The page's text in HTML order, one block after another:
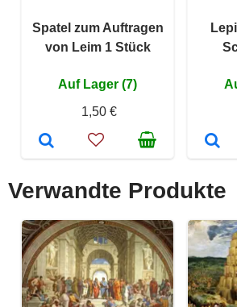
Spatel zum Auftragen
von Leim 1 Stück
Auf Lager (7)
1,50 €
Verwandte Produkte